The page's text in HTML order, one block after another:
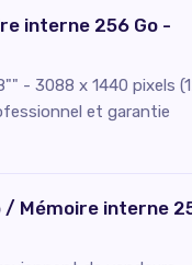
interne 256 Go -
- 3088 x 1440 pixels
et garantie
/ Mémoire interne